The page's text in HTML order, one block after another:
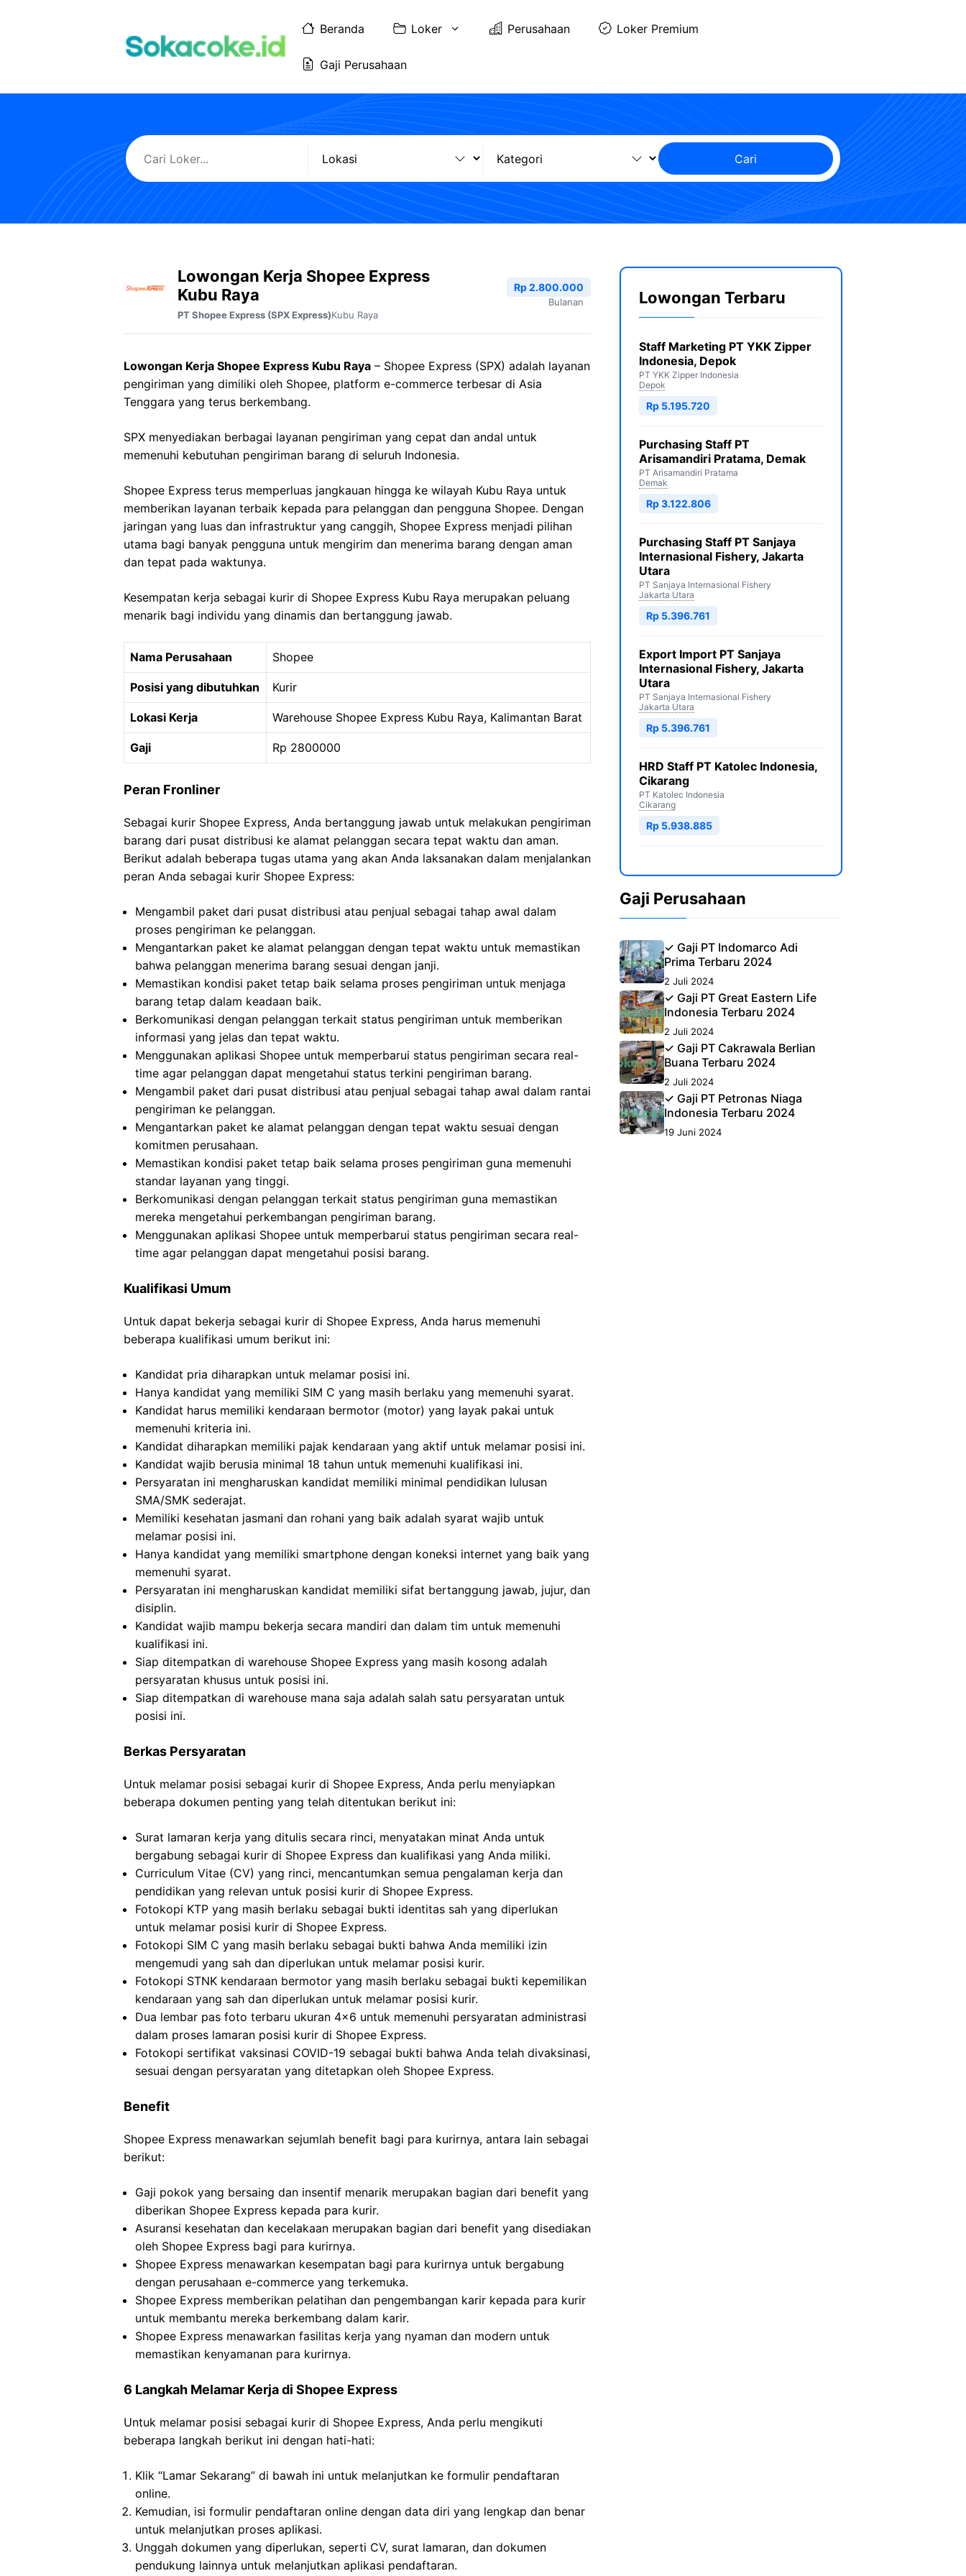
Beranda Loker Perusahaan Loker Premium
Gaji Perusahaan
Cari
Lowongan Kerja Shopee Express
Kubu Raya
PT Shopee Express (SPX Express)Kubu Raya
Rp 2.800.000
Bulanan
Lowongan Kerja Shopee Express Kubu Raya – Shopee Express (SPX) adalah layanan
pengiriman yang dimiliki oleh Shopee, platform e-commerce terbesar di Asia
Tenggara yang terus berkembang.
SPX menyediakan berbagai layanan pengiriman yang cepat dan andal untuk
memenuhi kebutuhan pengiriman barang di seluruh Indonesia.
Shopee Express terus memperluas jangkauan hingga ke wilayah Kubu Raya untuk
memberikan layanan terbaik kepada para pelanggan dan pengguna Shopee. Dengan
jaringan yang luas dan infrastruktur yang canggih, Shopee Express menjadi pilihan
utama bagi banyak pengguna untuk mengirim dan menerima barang dengan aman
dan tepat pada waktunya.
Kesempatan kerja sebagai kurir di Shopee Express Kubu Raya merupakan peluang
menarik bagi individu yang dinamis dan bertanggung jawab.
Nama Perusahaan Shopee
Posisi yang dibutuhkan Kurir
Lokasi Kerja Warehouse Shopee Express Kubu Raya, Kalimantan Barat
Gaji Rp 2800000
Peran Fronliner
Sebagai kurir Shopee Express, Anda bertanggung jawab untuk melakukan pengiriman
barang dari pusat distribusi ke alamat pelanggan secara tepat waktu dan aman.
Berikut adalah beberapa tugas utama yang akan Anda laksanakan dalam menjalankan
peran Anda sebagai kurir Shopee Express:
Mengambil paket dari pusat distribusi atau penjual sebagai tahap awal dalam
proses pengiriman ke pelanggan.
Mengantarkan paket ke alamat pelanggan dengan tepat waktu untuk memastikan
bahwa pelanggan menerima barang sesuai dengan janji.
Memastikan kondisi paket tetap baik selama proses pengiriman untuk menjaga
barang tetap dalam keadaan baik.
Berkomunikasi dengan pelanggan terkait status pengiriman untuk memberikan
informasi yang jelas dan tepat waktu.
Menggunakan aplikasi Shopee untuk memperbarui status pengiriman secara real-
time agar pelanggan dapat mengetahui status terkini pengiriman barang.
Mengambil paket dari pusat distribusi atau penjual sebagai tahap awal dalam rantai
pengiriman ke pelanggan.
Mengantarkan paket ke alamat pelanggan dengan tepat waktu sesuai dengan
komitmen perusahaan.
Memastikan kondisi paket tetap baik selama proses pengiriman guna memenuhi
standar layanan yang tinggi.
Berkomunikasi dengan pelanggan terkait status pengiriman guna memastikan
mereka mengetahui perkembangan pengiriman barang.
Menggunakan aplikasi Shopee untuk memperbarui status pengiriman secara real-
time agar pelanggan dapat mengetahui posisi barang.
Kualifikasi Umum
Untuk dapat bekerja sebagai kurir di Shopee Express, Anda harus memenuhi
beberapa kualifikasi umum berikut ini:
Kandidat pria diharapkan untuk melamar posisi ini.
Hanya kandidat yang memiliki SIM C yang masih berlaku yang memenuhi syarat.
Kandidat harus memiliki kendaraan bermotor (motor) yang layak pakai untuk
memenuhi kriteria ini.
Kandidat diharapkan memiliki pajak kendaraan yang aktif untuk melamar posisi ini.
Kandidat wajib berusia minimal 18 tahun untuk memenuhi kualifikasi ini.
Persyaratan ini mengharuskan kandidat memiliki minimal pendidikan lulusan
SMA/SMK sederajat.
Memiliki kesehatan jasmani dan rohani yang baik adalah syarat wajib untuk
melamar posisi ini.
Hanya kandidat yang memiliki smartphone dengan koneksi internet yang baik yang
memenuhi syarat.
Persyaratan ini mengharuskan kandidat memiliki sifat bertanggung jawab, jujur, dan
disiplin.
Kandidat wajib mampu bekerja secara mandiri dan dalam tim untuk memenuhi
kualifikasi ini.
Siap ditempatkan di warehouse Shopee Express yang masih kosong adalah
persyaratan khusus untuk posisi ini.
Siap ditempatkan di warehouse mana saja adalah salah satu persyaratan untuk
posisi ini.
Berkas Persyaratan
Untuk melamar posisi sebagai kurir di Shopee Express, Anda perlu menyiapkan
beberapa dokumen penting yang telah ditentukan berikut ini:
Surat lamaran kerja yang ditulis secara rinci, menyatakan minat Anda untuk
bergabung sebagai kurir di Shopee Express dan kualifikasi yang Anda miliki.
Curriculum Vitae (CV) yang rinci, mencantumkan semua pengalaman kerja dan
pendidikan yang relevan untuk posisi kurir di Shopee Express.
Fotokopi KTP yang masih berlaku sebagai bukti identitas sah yang diperlukan
untuk melamar posisi kurir di Shopee Express.
Fotokopi SIM C yang masih berlaku sebagai bukti bahwa Anda memiliki izin
mengemudi yang sah dan diperlukan untuk melamar posisi kurir.
Fotokopi STNK kendaraan bermotor yang masih berlaku sebagai bukti kepemilikan
kendaraan yang sah dan diperlukan untuk melamar posisi kurir.
Dua lembar pas foto terbaru ukuran 4×6 untuk memenuhi persyaratan administrasi
dalam proses lamaran posisi kurir di Shopee Express.
Fotokopi sertifikat vaksinasi COVID-19 sebagai bukti bahwa Anda telah divaksinasi,
sesuai dengan persyaratan yang ditetapkan oleh Shopee Express.
Benefit
Shopee Express menawarkan sejumlah benefit bagi para kurirnya, antara lain sebagai
berikut:
Gaji pokok yang bersaing dan insentif menarik merupakan bagian dari benefit yang
diberikan Shopee Express kepada para kurir.
Asuransi kesehatan dan kecelakaan merupakan bagian dari benefit yang disediakan
oleh Shopee Express bagi para kurirnya.
Shopee Express menawarkan kesempatan bagi para kurirnya untuk bergabung
dengan perusahaan e-commerce yang terkemuka.
Shopee Express memberikan pelatihan dan pengembangan karir kepada para kurir
untuk membantu mereka berkembang dalam karir.
Shopee Express menawarkan fasilitas kerja yang nyaman dan modern untuk
memastikan kenyamanan para kurirnya.
6 Langkah Melamar Kerja di Shopee Express
Untuk melamar posisi sebagai kurir di Shopee Express, Anda perlu mengikuti
beberapa langkah berikut ini dengan hati-hati:
Klik “Lamar Sekarang” di bawah ini untuk melanjutkan ke formulir pendaftaran
online.
Kemudian, isi formulir pendaftaran online dengan data diri yang lengkap dan benar
untuk melanjutkan proses aplikasi.
Unggah dokumen yang diperlukan, seperti CV, surat lamaran, dan dokumen
pendukung lainnya untuk melanjutkan aplikasi pendaftaran.
Lowongan Terbaru
Staff Marketing PT YKK Zipper
Indonesia, Depok
PT YKK Zipper Indonesia
Depok
Rp 5.195.720
Purchasing Staff PT
Arisamandiri Pratama, Demak
PT Arisamandiri Pratama
Demak
Rp 3.122.806
Purchasing Staff PT Sanjaya
Internasional Fishery, Jakarta
Utara
PT Sanjaya Internasional Fishery
Jakarta Utara
Rp 5.396.761
Export Import PT Sanjaya
Internasional Fishery, Jakarta
Utara
PT Sanjaya Internasional Fishery
Jakarta Utara
Rp 5.396.761
HRD Staff PT Katolec Indonesia,
Cikarang
PT Katolec Indonesia
Cikarang
Rp 5.938.885
Gaji Perusahaan
✓ Gaji PT Indomarco Adi
Prima Terbaru 2024
2 Juli 2024
✓ Gaji PT Great Eastern Life
Indonesia Terbaru 2024
2 Juli 2024
✓ Gaji PT Cakrawala Berlian
Buana Terbaru 2024
2 Juli 2024
✓ Gaji PT Petronas Niaga
Indonesia Terbaru 2024
19 Juni 2024